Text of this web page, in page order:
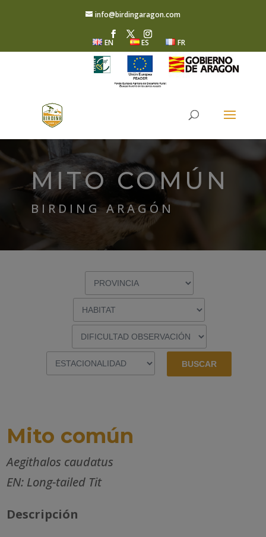
info@birdingaragon.com
EN ES FR
MITO COMÚN
BIRDING ARAGÓN
Mito común
Aegithalos caudatus
EN: Long-tailed Tit
Descripción